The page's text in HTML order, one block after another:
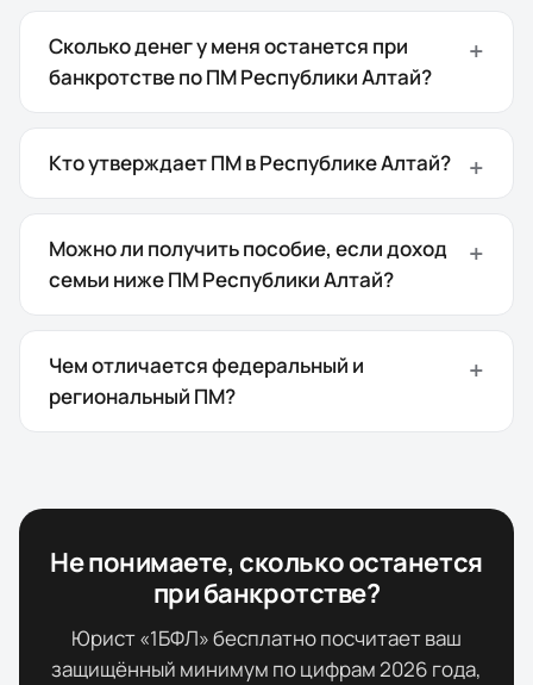
Сколько денег у меня останется при
банкротстве по ПМ Республики Алтай?
Кто утверждает ПМ в Республике Алтай?
Можно ли получить пособие, если доход
семьи ниже ПМ Республики Алтай?
Чем отличается федеральный и
региональный ПМ?
Не понимаете, сколько останется
при банкротстве?
Юрист «1БФЛ» бесплатно посчитает ваш
защищённый минимум по цифрам2026 года,